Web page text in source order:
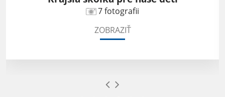
7 fotografii
ZOBRAZIŤ